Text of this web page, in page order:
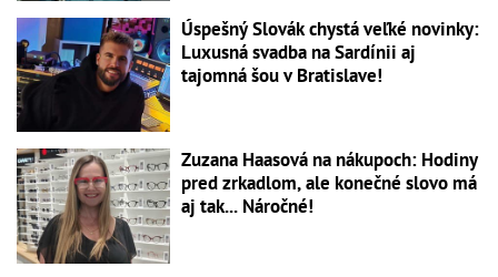
Úspešný Slovák chystá veľké novinky:
Luxusná svadba na Sardínii aj
tajomná šou v Bratislave!
Zuzana Haasová na nákupoch: Hodiny
pred zrkadlom, ale konečné slovo má
aj tak... Náročné!